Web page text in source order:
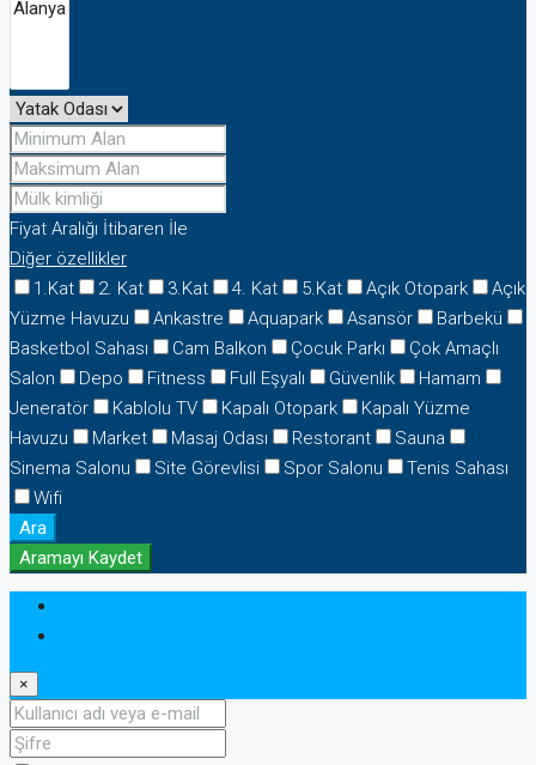
Fiyat Aralığı İtibaren İle
Diğer özellikler
1.Kat
2. Kat 3.Kat 4. Kat 5.Kat Açık Otopark
Açık
Yüzme Havuzu
Ankastre Aquapark Asansör
Barbekü
Basketbol Sahası
Cam Balkon Çocuk Parkı
Çok Amaçlı
Salon
Depo Fitness Full Eşyalı Güvenlik
Hamam
Jeneratör
Kablolu TV Kapalı Otopark
Kapalı Yüzme
Havuzu
Market Masaj Odası Restorant
Sauna
Sinema Salonu
Site Görevlisi Spor Salonu
Tenis Sahası
Wifi
Ara
Aramayı Kaydet
×